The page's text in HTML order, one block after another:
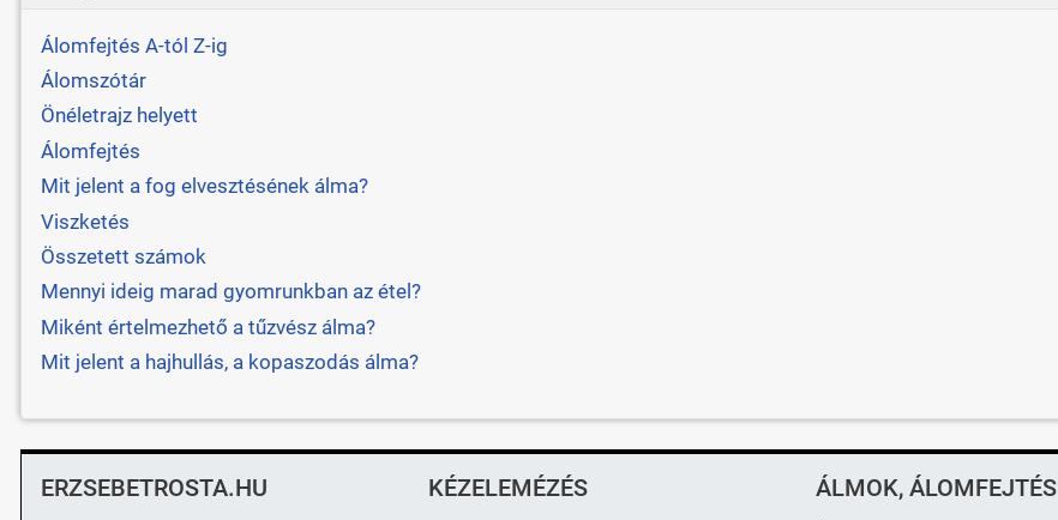
Álomfejtés A-tól Z-ig
Álomszótár
Önéletrajz helyett
Álomfejtés
Mit jelent a fog elvesztésének álma?
Viszketés
Összetett számok
Mennyi ideig marad gyomrunkban az étel?
Miként értelmezhető a tűzvész álma?
Mit jelent a hajhullás, a kopaszodás álma?
ERZSEBETROSTA.HU KÉZELEMÉZÉS ÁLMOK, ÁLOMFEJTÉS